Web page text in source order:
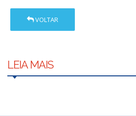
VOLTAR
LEIA MAIS